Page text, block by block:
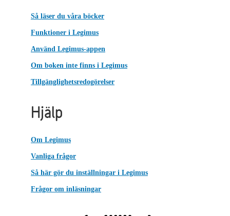
Så läser du våra böcker
Funktioner i Legimus
Använd Legimus-appen
Om boken inte finns i Legimus
Tillgänglighetsredogörelser
Hjälp
Om Legimus
Vanliga frågor
Så här gör du inställningar i Legimus
Frågor om inläsningar